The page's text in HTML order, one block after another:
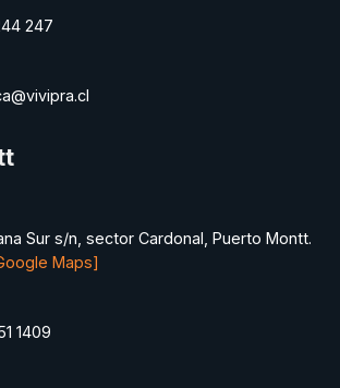
247
Sur s/n, sector Cardonal, Puerto Montt.
Maps]
1409